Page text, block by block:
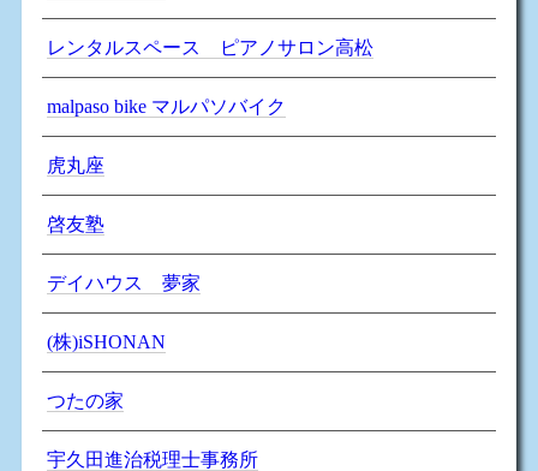
レンタルスペース ピアノサロン高松
malpaso bike マルパソバイク
虎丸座
啓友塾
デイハウス 夢家
(株)iSHONAN
つたの家
宇久田進治税理士事務所